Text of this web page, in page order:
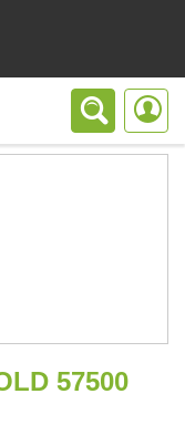
57500